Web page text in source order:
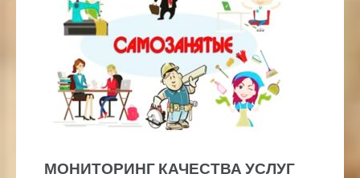
МОНИТОРИНГ КАЧЕСТВА УСЛУГ